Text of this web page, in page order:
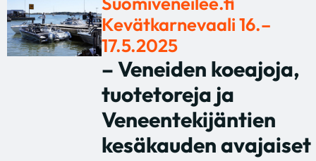
Kevätkarnevaali 16.–
17.5.2025
– Veneiden koeajoja,
tuotetoreja ja
Veneentekijäntien
kesäkauden avajaiset